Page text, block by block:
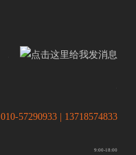
010-57290933 | 13718574833
9:00-18:00